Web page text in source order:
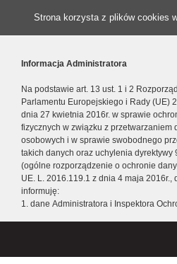
Strona korzysta z plików cookies
Informacja Administratora
Na podstawie art. 13 ust. 1 i 2
Parlamentu Europejskiego i Rady (UE)
dnia 27 kwietnia 2016r. w sprawie
fizycznych w związku z przetwarzaniem
osobowych i w sprawie swobodnego
takich danych oraz uchylenia dyrektywy
(ogólne rozporządzenie o ochronie
UE. L. 2016.119.1 z dnia 4 maja 2016r.,
informuję:
1. dane Administratora i Inspektora